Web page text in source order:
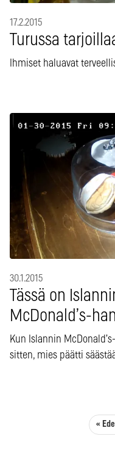
17.2.2015
Turussa
Ihmiset haluavat
30.1.2015
Tässä on
McDonald’s-
Kun Islannin
sitten, mies päätti
Artikkelien «